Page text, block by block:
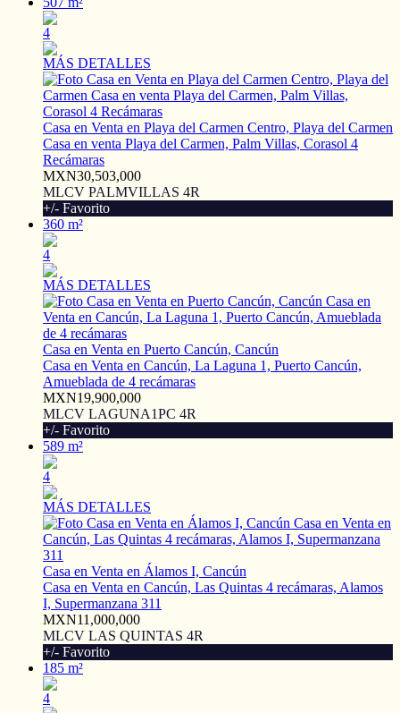
4
MÁS DETALLES
Casa en Venta en Playa del Carmen Centro, Playa del Carmen
Casa en venta Playa del Carmen, Palm Villas, Corasol 4
Recámaras
MXN30,503,000
MLCV PALMVILLAS 4R
+/- Favorito
360 m²
4
MÁS DETALLES
Casa en Venta en Puerto Cancún, Cancún
Casa en Venta en Cancún, La Laguna 1, Puerto Cancún,
Amueblada de 4 recámaras
MXN19,900,000
MLCV LAGUNA1PC 4R
+/- Favorito
589 m²
4
MÁS DETALLES
Casa en Venta en Álamos I, Cancún
Casa en Venta en Cancún, Las Quintas 4 recámaras, Alamos
I, Supermanzana 311
MXN11,000,000
MLCV LAS QUINTAS 4R
+/- Favorito
185 m²
4